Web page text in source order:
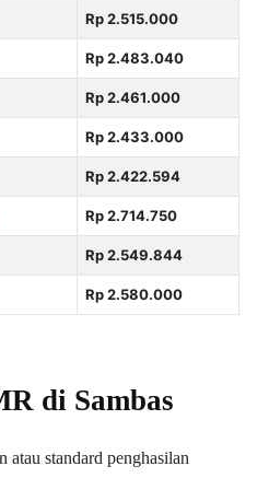
Rp 2.515.000
Rp 2.483.040
Rp 2.461.000
Rp 2.433.000
Rp 2.422.594
Rp 2.714.750
Rp 2.549.844
Rp 2.580.000
di Sambas
atau standard penghasilan